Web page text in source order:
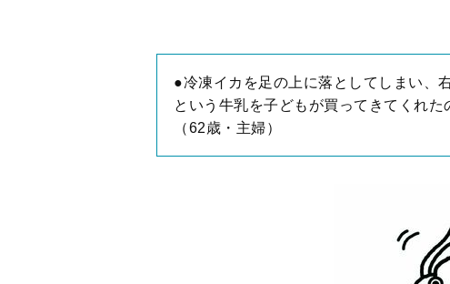
●冷凍イカを足の上に落としてしまい、
という牛乳を子どもが買ってきてくれ
（62歳・主婦）